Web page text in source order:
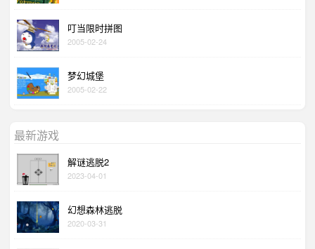
叮当限时拼图
2005-02-24
梦幻城堡
2005-02-22
最新游戏
解谜逃脱2
2023-04-01
幻想森林逃脱
2020-03-31